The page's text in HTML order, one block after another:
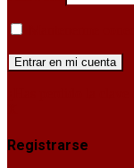
Registrarse